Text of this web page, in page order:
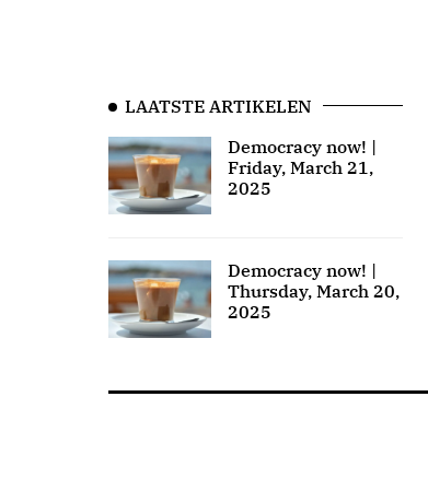
LAATSTE ARTIKELEN
Democracy now! |
Friday, March 21,
2025
Democracy now! |
Thursday, March 20,
2025